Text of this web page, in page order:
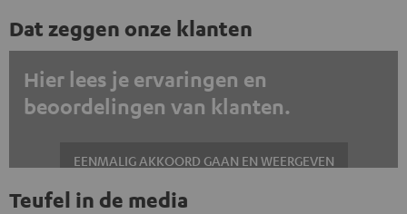
Dat zeggen onze klanten
Hier lees je ervaringen en
beoordelingen van klanten.
EENMALIG AKKOORD GAAN EN WEERGEVEN
Altijd externe inhoud weergeven? Schakel dit in de gegevensinstellingen
Teufel in de media